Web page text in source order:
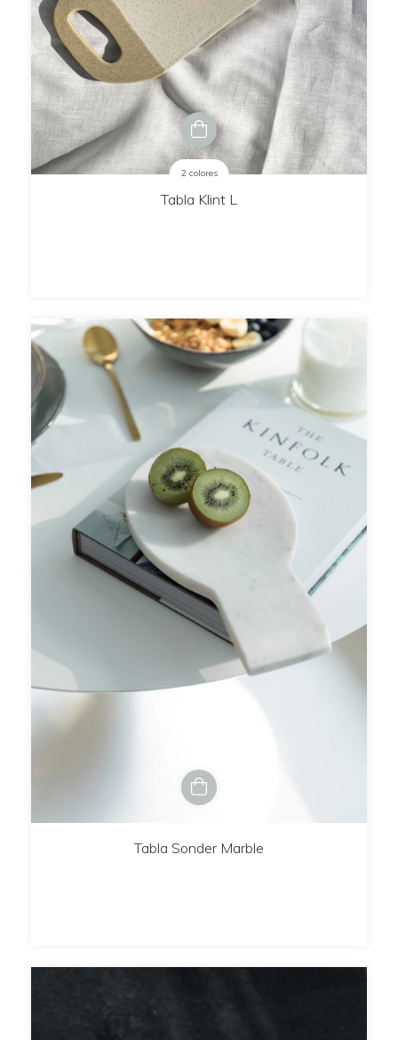
2 colores
Tabla Klint L
Tabla Sonder Marble